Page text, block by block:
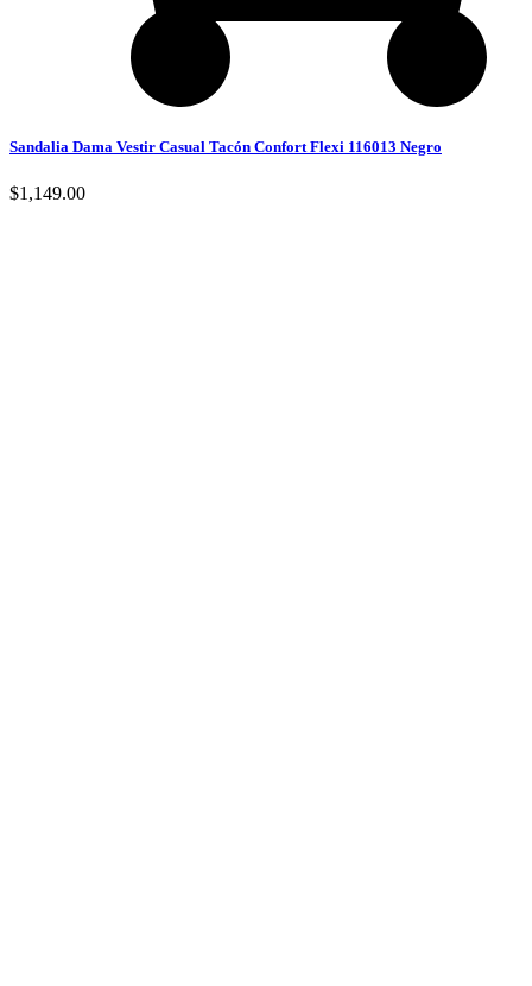
Sandalia Dama Vestir Casual Tacón Confort Flexi 116013 Negro
$1,149.00